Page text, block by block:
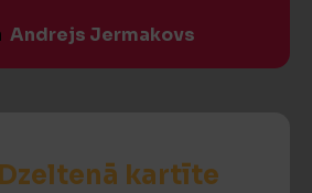
Andrejs Jermakovs
Dzeltenā kartīte